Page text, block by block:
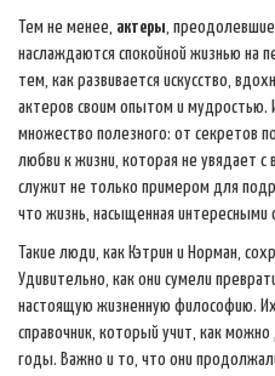
Тем не менее, актеры,
наслаждаются спокойной жизнью на
тем, как развивается искусство,
актеров своим опытом и мудростью.
множество полезного: от секретов
любви к жизни, которая не увядает с
служит не только примером для
что жизнь, насыщенная
Такие люди, как Кэтрин и Норман,
Удивительно, как они сумели
настоящую жизненную философию.
справочник, который учит, как можно
годы. Важно и то, что они